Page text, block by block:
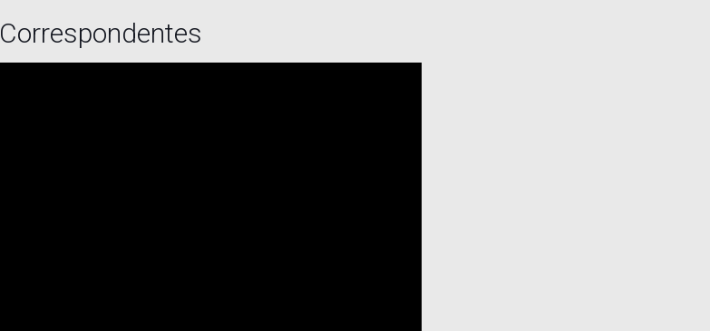
Correspondentes